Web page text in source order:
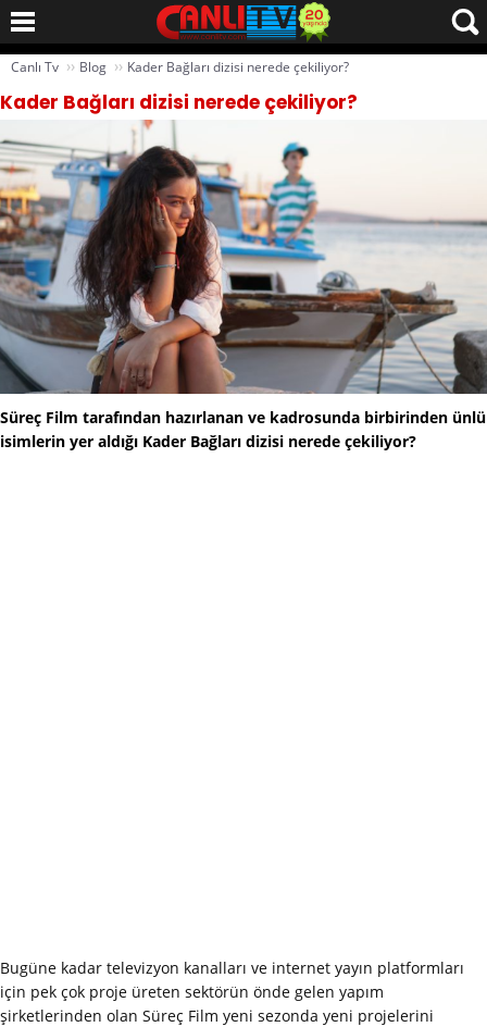
Canlı Tv ›› Blog ›› Kader Bağları dizisi nerede çekiliyor?
Kader Bağları dizisi nerede çekiliyor?
Süreç Film tarafından hazırlanan ve kadrosunda birbirinden ünlü
isimlerin yer aldığı Kader Bağları dizisi nerede çekiliyor?
Bugüne kadar televizyon kanalları ve internet yayın platformları
için pek çok proje üreten sektörün önde gelen yapım
şirketlerinden olan Süreç Film yeni sezonda yeni projelerini